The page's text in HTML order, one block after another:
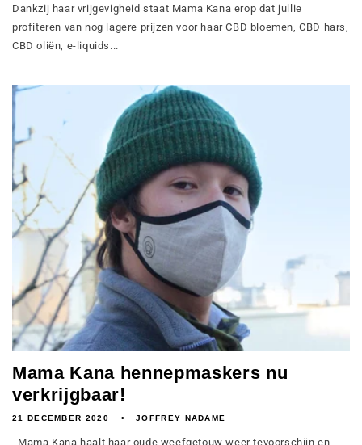
Dankzij haar vrijgevigheid staat Mama Kana erop dat jullie
profiteren van nog lagere prijzen voor haar CBD bloemen, CBD hars,
CBD oliën, e-liquids...
Mama Kana hennepmaskers nu
verkrijgbaar!
21 DECEMBER 2020 JOFFREY NADAME
Mama Kana haalt haar oude weefgetouw weer tevoorschijn en